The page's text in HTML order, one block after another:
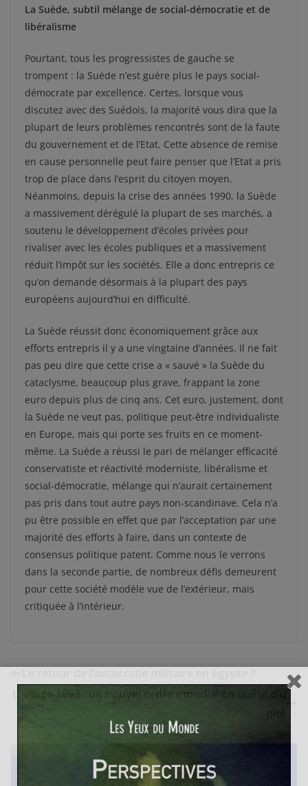
La Suède, subtil mélange de social-démocratie et de
libéralisme
Pourtant, tous les progressistes de gauche se
trompent : la Suède n’est guère plus le pays social-
démocrate par excellence. Certes, lorsque vous
discutez avec des Suédois, la majorité vous dira que la
plupart de leurs problèmes rencontrés sont de la faute
du gouvernement et de l’Etat. Cette absence de remise
en cause personnelle peut faire penser que l’Etat a pris
trop de place dans l’esprit du citoyen moyen.
Néanmoins, depuis la crise des années 1990, la Suède
a massivement dérégulé la plupart de ses marchés, a
soutenu le développement d’écoles privées pour
rivaliser avec les écoles publiques et a massivement
réduit l’impôt sur les sociétés. Elle a donc entrepris ce
qu’on demande désormais à la plupart des pays
européens aujourd’hui en difficulté.
La Suède réussit donc économiquement grâce aux
efforts entrepris il y a une vingtaine d’années. Il ne fait
pas peu dire que cette crise a « sauvé » la Suède du
cataclysme, beaucoup plus grave, frappant la zone
euro depuis plus de cinq ans. Cet euro, justement, dont
la Suède ne veut pas, politique peut-être individualiste
en Europe, mais qui porte ses fruits en ce moment-
même. La Suède a réussi le pari de mélanger efficacité
conservatiste et réactivité moderniste, libéralisme et
social-démocratie, mélange qui n’aurait certainement
pas pris dans tout autre pays non-scandinave. Cela n’a
pu être possible en effet que par l’acceptation par une
majorité des efforts à faire, dans un contexte de
consensus politique patent. Comme nous le verrons
dans la seconde partie, de nombreux défis demeurent
pour cette société modèle vue de l’extérieur, mais
critiquée à l’intérieur.
L’année 1993 : un nouvel ordre mondial en quête d’u
nité